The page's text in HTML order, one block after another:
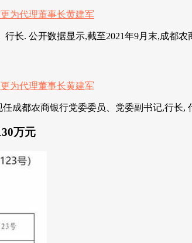
长. 公开数据显示,截至2021年9月末,成都农
成都农商银行党委委员、党委副书记,行长,
万元